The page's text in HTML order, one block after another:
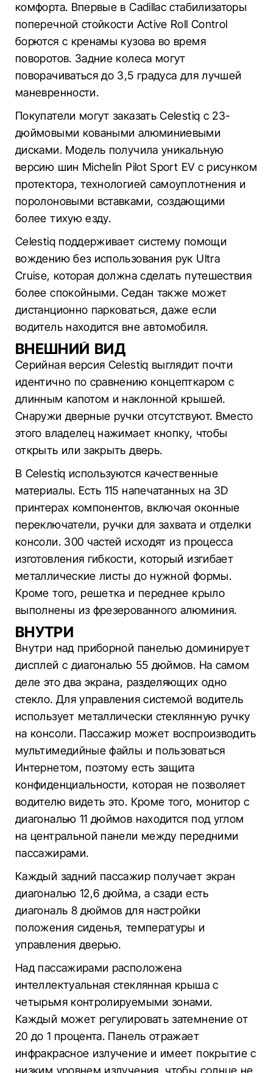
комфорта. Впервые в Cadillac стабилизаторы
поперечной стойкости Active Roll Control
борются с кренамы кузова во время
поворотов. Задние колеса могут
поворачиваться до 3,5 градуса для лучшей
маневренности.
Покупатели могут заказать Celestiq с 23-
дюймовыми коваными алюминиевыми
дисками. Модель получила уникальную
версию шин Michelin Pilot Sport EV с рисунком
протектора, технологией самоуплотнения и
поролоновыми вставками, создающими
более тихую езду.
Celestiq поддерживает систему помощи
вождению без использования рук Ultra
Cruise, которая должна сделать путешествия
более спокойными. Седан также может
дистанционно парковаться, даже если
водитель находится вне автомобиля.
ВНЕШНИЙ ВИД
Серийная версия Celestiq выглядит почти
идентично по сравнению концепткаром с
длинным капотом и наклонной крышей.
Снаружи дверные ручки отсутствуют. Вместо
этого владелец нажимает кнопку, чтобы
открыть или закрыть дверь.
В Celestiq используются качественные
материалы. Есть 115 напечатанных на 3D
принтерах компонентов, включая оконные
переключатели, ручки для захвата и отделки
консоли. 300 частей исходят из процесса
изготовления гибкости, который изгибает
металлические листы до нужной формы.
Кроме того, решетка и переднее крыло
выполнены из фрезерованного алюминия.
ВНУТРИ
Внутри над приборной панелью доминирует
дисплей с диагональю 55 дюймов. На самом
деле это два экрана, разделяющих одно
стекло. Для управления системой водитель
использует металлически стеклянную ручку
на консоли. Пассажир может воспроизводить
мультимедийные файлы и пользоваться
Интернетом, поэтому есть защита
конфиденциальности, которая не позволяет
водителю видеть это. Кроме того, монитор с
диагональю 11 дюймов находится под углом
на центральной панели между передними
пассажирами.
Каждый задний пассажир получает экран
диагональю 12,6 дюйма, а сзади есть
диагональ 8 дюймов для настройки
положения сиденья, температуры и
управления дверью.
Над пассажирами расположена
интеллектуальная стеклянная крыша с
четырьмя контролируемыми зонами.
Каждый может регулировать затемнение от
20 до 1 процента. Панель отражает
инфракрасное излучение и имеет покрытие с
низким уровнем излучения, чтобы солнце не